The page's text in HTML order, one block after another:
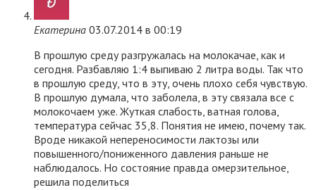
Екатерина 03.07.2014 в 00:19
В прошлую среду разгружалась на молокачае, как и
сегодня. Разбавляю 1:4 выпиваю 2 литра воды. Так что
в прошлую среду, что в эту, очень плохо себя чувствую.
В прошлую думала, что заболела, в эту связала все с
молокочаем уже. Жуткая слабость, ватная голова,
температура сейчас 35,8. Понятия не имею, почему так.
Вроде никакой непереносимости лактозы или
повышенного/пониженного давления раньше не
наблюдалось. Но состояние правда омерзительное,
решила поделиться